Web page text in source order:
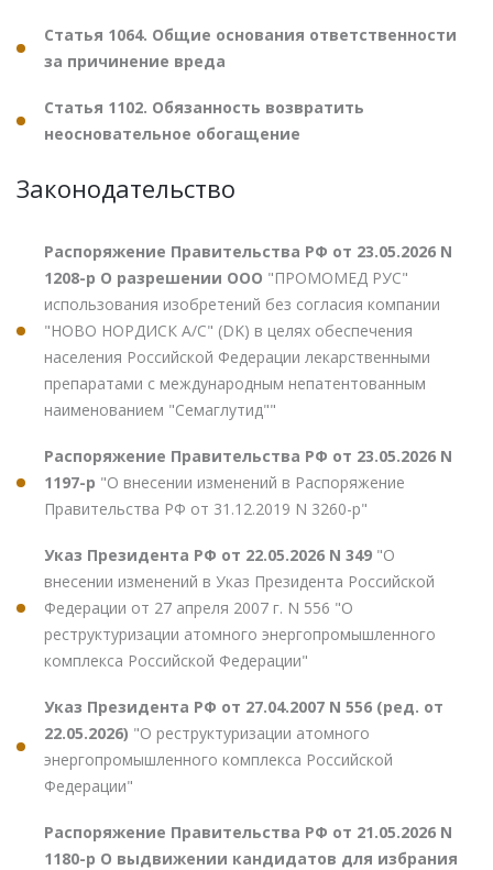
Статья 1064. Общие основания ответственности
за причинение вреда
Статья 1102. Обязанность возвратить
неосновательное обогащение
Законодательство
Распоряжение Правительства РФ от 23.05.2026 N
1208-р О разрешении ООО "ПРОМОМЕД РУС"
использования изобретений без согласия компании
"НОВО НОРДИСК А/С" (DK) в целях обеспечения
населения Российской Федерации лекарственными
препаратами с международным непатентованным
наименованием "Семаглутид""
Распоряжение Правительства РФ от 23.05.2026 N
1197-р "О внесении изменений в Распоряжение
Правительства РФ от 31.12.2019 N 3260-р"
Указ Президента РФ от 22.05.2026 N 349 "О
внесении изменений в Указ Президента Российской
Федерации от 27 апреля 2007 г. N 556 "О
реструктуризации атомного энергопромышленного
комплекса Российской Федерации"
Указ Президента РФ от 27.04.2007 N 556 (ред. от
22.05.2026) "О реструктуризации атомного
энергопромышленного комплекса Российской
Федерации"
Распоряжение Правительства РФ от 21.05.2026 N
1180-р О выдвижении кандидатов для избрания